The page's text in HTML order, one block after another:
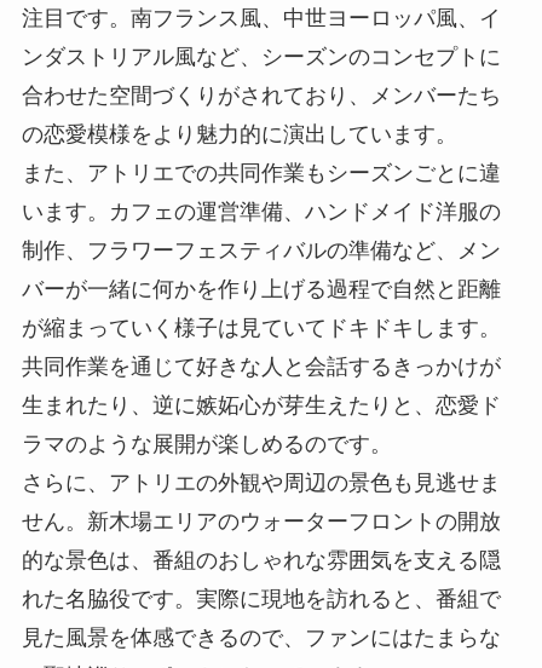
注目です。南フランス風、中世ヨーロッパ風、イ
ンダストリアル風など、シーズンのコンセプトに
合わせた空間づくりがされており、メンバーたち
の恋愛模様をより魅力的に演出しています。
また、アトリエでの共同作業もシーズンごとに違
います。カフェの運営準備、ハンドメイド洋服の
制作、フラワーフェスティバルの準備など、メン
バーが一緒に何かを作り上げる過程で自然と距離
が縮まっていく様子は見ていてドキドキします。
共同作業を通じて好きな人と会話するきっかけが
生まれたり、逆に嫉妬心が芽生えたりと、恋愛ド
ラマのような展開が楽しめるのです。
さらに、アトリエの外観や周辺の景色も見逃せま
せん。新木場エリアのウォーターフロントの開放
的な景色は、番組のおしゃれな雰囲気を支える隠
れた名脇役です。実際に現地を訪れると、番組で
見た風景を体感できるので、ファンにはたまらな